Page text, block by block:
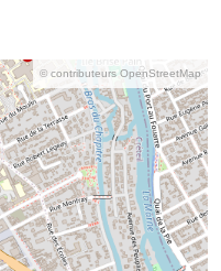
© contributeurs OpenStreetMap